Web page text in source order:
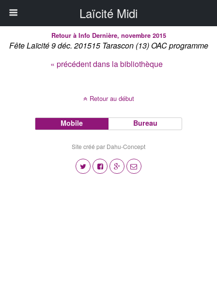
Laïcité Midi
Retour à Info Dernière, novembre 2015
Fête Laïcité 9 déc. 201515 Tarascon (13) OAC programme
« précédent dans la bibliothèque
Retour au début
Mobile Bureau
Site créé par Dahu-Concept